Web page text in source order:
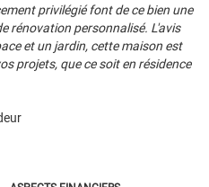
privilégié font de ce bien une
rénovation personnalisé. L'avis
et un jardin, cette maison est
projets, que ce soit en résidence